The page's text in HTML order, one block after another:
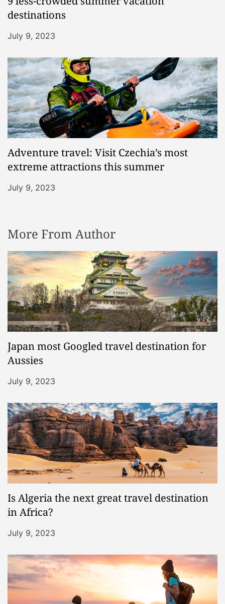
destinations
July 9, 2023
Adventure travel: Visit Czechia’s most
extreme attractions this summer
July 9, 2023
More From Author
Japan most Googled travel destination for
Aussies
July 9, 2023
Is Algeria the next great travel destination
in Africa?
July 9, 2023